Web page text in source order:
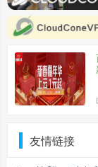
友情链接